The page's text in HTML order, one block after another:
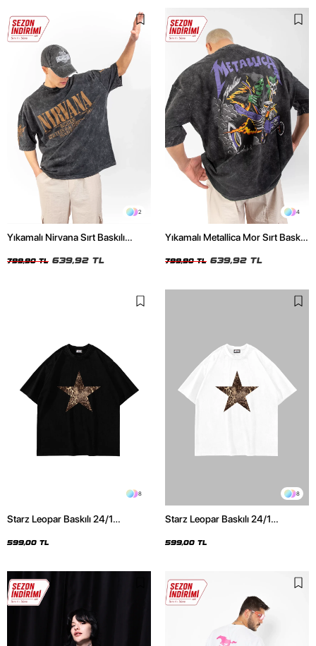
2
Yıkamalı Nirvana Sırt Baskılı
799,90 TL 639,92 TL
4
Yıkamalı Metallica Mor Sırt Baskılı
799,90 TL 639,92 TL
8
Starz Leopar Baskılı 24/1
599,00 TL
8
Starz Leopar Baskılı 24/1
599,00 TL